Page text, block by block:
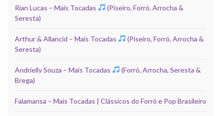
Rian Lucas – Mais Tocadas
(Piseiro, Forró, Arrocha &
Seresta)
Arthur & Allancid – Mais Tocadas
(Piseiro, Forró, Arrocha &
Seresta)
Andrielly Souza – Mais Tocadas
(Forró, Arrocha, Seresta &
Brega)
Falamansa – Mais Tocadas | Clássicos do Forró e Pop Brasileiro